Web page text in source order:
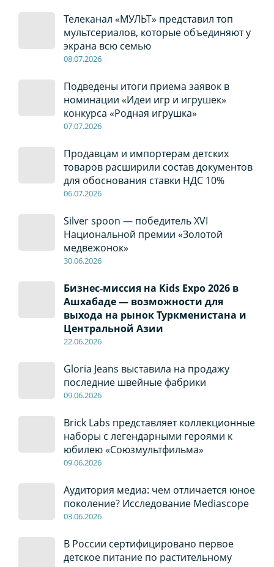
Телеканал «МУЛЬТ» представил топ
мультсериалов, которые объединяют у
экрана всю семью
08.07.2026
Подведены итоги приема заявок в
номинации «Идеи игр и игрушек»
конкурса «Родная игрушка»
07.07.2026
Продавцам и импортерам детских
товаров расширили состав документов
для обоснования ставки НДС 10%
06.07.2026
Silver spoon — победитель XVI
Национальной премии «Золотой
медвежонок»
30.06.2026
Бизнес‑миссия на Kids Expo 2026 в
Ашхабаде — возможности для
выхода на рынок Туркменистана и
Центральной Азии
22.06.2026
Gloria Jeans выставила на продажу
последние швейные фабрики
09.06.2026
Brick Labs представляет коллекционные
наборы с легендарными героями к
юбилею «Союзмультфильма»
09.06.2026
Аудитория медиа: чем отличается юное
поколение? Исследование Mediascope
03.06.2026
В России сертифицировано первое
детское питание по растительному